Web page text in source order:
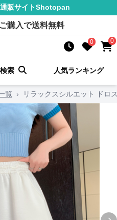
販サイトShotopan
購入で送料無料
0 0
索 人気ランキング
覧 › リラックスシルエット ドロ